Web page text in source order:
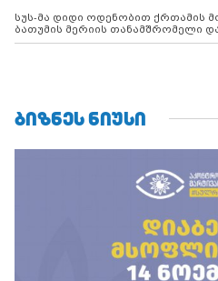
სუს-მა დიდი ოდენობით ქრთამის მოთხოვნისა და აღების ფაქტზე
ბათუმის მერიის თანამშრომელი
ᲑᲘᲖᲜᲔᲡ ᲜᲘᲣᲡᲘ